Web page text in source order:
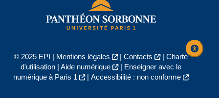
© 2025 EPI | Mentions légales | Contacts | Charte
d'utilisation| Aide numérique |
Enseigner avec le
numérique à Paris 1
| Accessibilité : non conforme